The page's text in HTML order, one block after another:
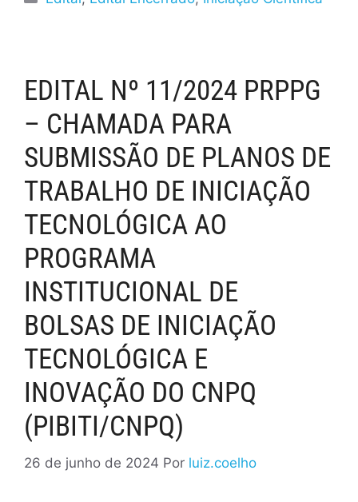
EDITAL Nº 11/2024 PRPPG
– CHAMADA PARA
SUBMISSÃO DE PLANOS DE
TRABALHO DE INICIAÇÃO
TECNOLÓGICA AO
PROGRAMA
INSTITUCIONAL DE
BOLSAS DE INICIAÇÃO
TECNOLÓGICA E
INOVAÇÃO DO CNPQ
(PIBITI/CNPQ)
26 de junho de 2024 Por luiz.coelho